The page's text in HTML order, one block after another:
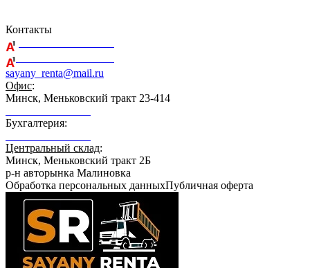
Контакты
sayany_renta@mail.ru
Офис:
Минск, Меньковский тракт 23-414
Бухгалтерия:
Центральный склад:
Минск, Меньковский тракт 2Б
р-н авторынка Малиновка
Обработка персональных данныхПубличная оферта